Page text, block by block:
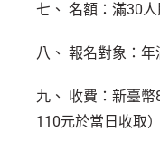
七、 名額：滿30
八、 報名對象：
九、 收費：新臺
110元於當日收取）